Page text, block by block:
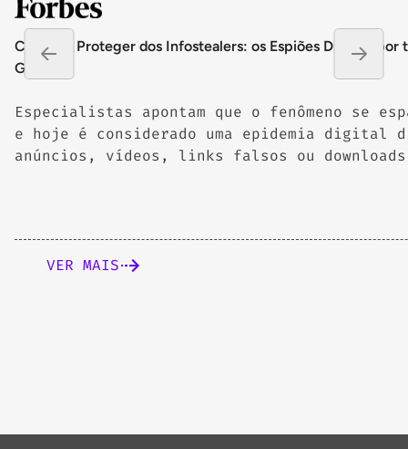
Como se Proteger dos Infostealers: os Espiões Digitais por
Gmail
Especialistas apontam que o fenômeno se
e hoje é considerado uma epidemia digital
anúncios, vídeos, links falsos ou
VER MAIS